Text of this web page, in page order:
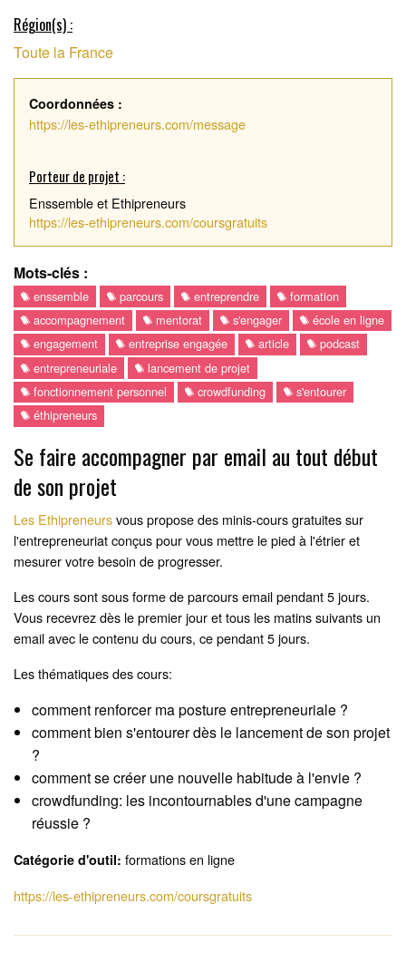
Région(s) :
Toute la France
Coordonnées :
https://les-ethipreneurs.com/message
Porteur de projet :
Enssemble et Ethipreneurs
https://les-ethipreneurs.com/coursgratuits
Mots-clés :
enssemble parcours entreprendre
formation
accompagnement
mentorat s'engager
école en ligne
engagement
entreprise engagée article
podcast
entrepreneuriale
lancement de projet
fonctionnement personnel
crowdfunding
s'entourer
éthipreneurs
Se faire accompagner par email au tout début
de son projet
Les Ethipreneursvous propose des minis-cours gratuites sur
l'entrepreneuriat conçus pour vous mettre le pied à l'étrier et
mesurer votre besoin de progresser.
Les cours sont sous forme de parcours email pendant 5 jours.
Vous recevrez dès le premier jour et tous les matins suivants un
email avec le contenu du cours, ce pendant 5 jours.
Les thématiques des cours:
comment renforcer ma posture entrepreneuriale ?
comment bien s'entourer dès le lancement de son projet
?
comment se créer une nouvelle habitude à l'envie ?
crowdfunding: les incontournables d'une campagne
réussie ?
Catégorie d'outil: formations en ligne
https://les-ethipreneurs.com/coursgratuits